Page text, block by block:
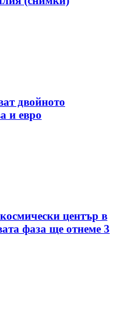
двойното
и евро
център в
фаза ще отнеме 3